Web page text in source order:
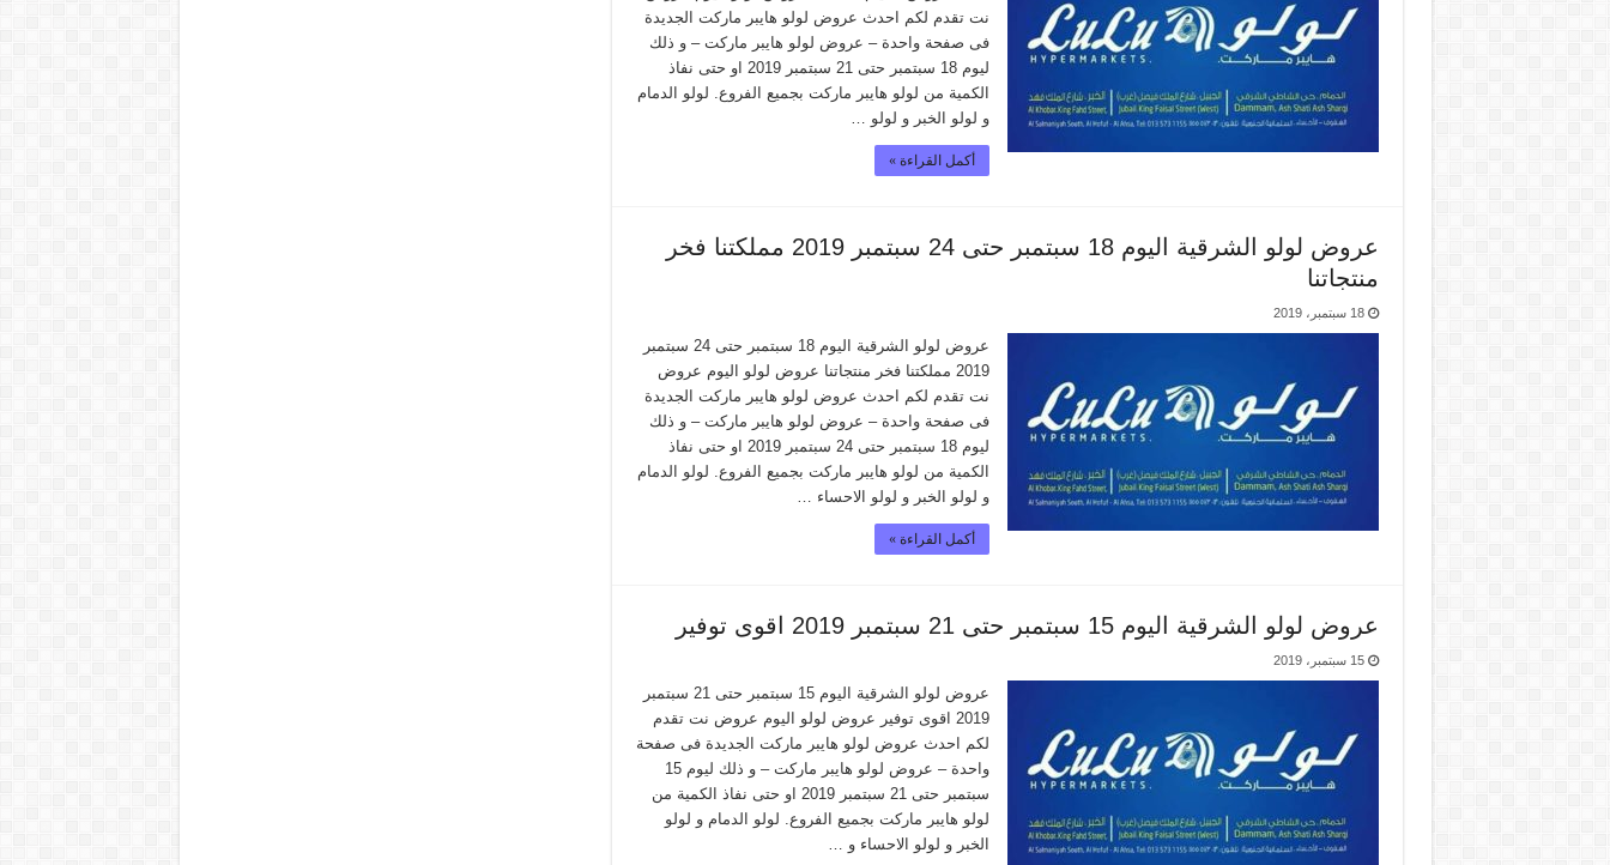
نت تقدم لكم احدث عروض لولو هايبر ماركت الجديدة
فى صفحة واحدة – عروض لولو هايبر ماركت – و ذلك
ليوم 18 سبتمبر حتى 21 سبتمبر 2019 او حتى نفاذ
الكمية من لولو هايبر ماركت بجميع الفروع. لولو الدمام
و لولو الخبر و لولو …
أكمل القراءة »
عروض لولو الشرقية اليوم 18 سبتمبر حتى 24 سبتمبر 2019 مملكتنا فخر
منتجاتنا
18 سبتمبر، 2019
عروض لولو الشرقية اليوم 18 سبتمبر حتى 24 سبتمبر
2019 مملكتنا فخر منتجاتنا عروض لولو اليوم عروض
نت تقدم لكم احدث عروض لولو هايبر ماركت الجديدة
فى صفحة واحدة – عروض لولو هايبر ماركت – و ذلك
ليوم 18 سبتمبر حتى 24 سبتمبر 2019 او حتى نفاذ
الكمية من لولو هايبر ماركت بجميع الفروع. لولو الدمام
و لولو الخبر و لولو الاحساء …
أكمل القراءة »
عروض لولو الشرقية اليوم 15 سبتمبر حتى 21 سبتمبر 2019 اقوى توفير
15 سبتمبر، 2019
عروض لولو الشرقية اليوم 15 سبتمبر حتى 21 سبتمبر
2019 اقوى توفير عروض لولو اليوم عروض نت تقدم
لكم احدث عروض لولو هايبر ماركت الجديدة فى صفحة
واحدة – عروض لولو هايبر ماركت – و ذلك ليوم 15
سبتمبر حتى 21 سبتمبر 2019 او حتى نفاذ الكمية من
لولو هايبر ماركت بجميع الفروع. لولو الدمام و لولو
الخبر و لولو الاحساء و …